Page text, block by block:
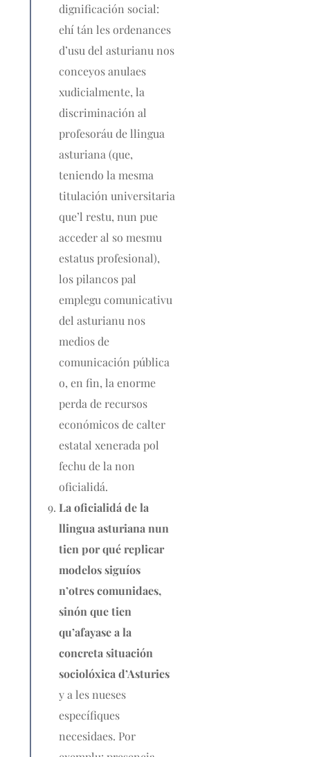
dignificación social:
ehí tán les ordenances
d’usu del asturianu nos
conceyos anulaes
xudicialmente, la
discriminación al
profesoráu de llingua
asturiana (que,
teniendo la mesma
titulación universitaria
que’l restu, nun pue
acceder al so mesmu
estatus profesional),
los pilancos pal
emplegu comunicativu
del asturianu nos
medios de
comunicación pública
o, en fin, la enorme
perda de recursos
económicos de calter
estatal xenerada pol
fechu de la non
oficialidá.
La oficialidá de la
llingua asturiana nun
tien por qué replicar
modelos siguíos
n’otres comunidaes,
sinón que tien
qu’afayase a la
concreta situación
sociolóxica d’Asturies
y a les nueses
específiques
necesidaes. Por